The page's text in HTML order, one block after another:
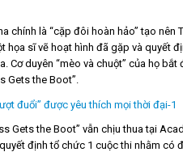
Tìm kiếm
chính là “cặp đôi hoàn hảo” tạo nên
họa sĩ vẽ hoạt hình đã gặp và quyết
Cơ duyên “mèo và chuột” của họ bắt
Gets the Boot”.
Gets the Boot” vẫn chịu thua tại
định tổ chức 1 cuộc thi nhằm có